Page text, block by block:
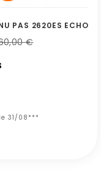
PAS 2620ES ECHO
€
31/08***